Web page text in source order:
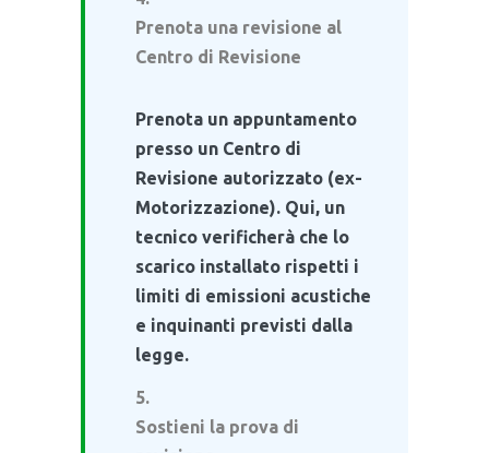
Prenota una revisione al
Centro di Revisione
Prenota un appuntamento
presso un Centro di
Revisione autorizzato (ex-
Motorizzazione). Qui, un
tecnico verificherà che lo
scarico installato rispetti i
limiti di emissioni acustiche
e inquinanti previsti dalla
legge.
Sostieni la prova di